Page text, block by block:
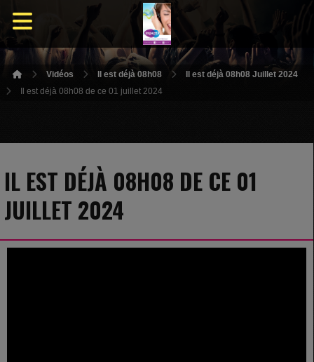
Vidéos Il est déjà 08h08
Il est déjà 08h08 Juillet 2024
Il est déjà 08h08 de ce 01 juillet 2024
IL EST DÉJÀ 08H08 DE CE 01
JUILLET 2024